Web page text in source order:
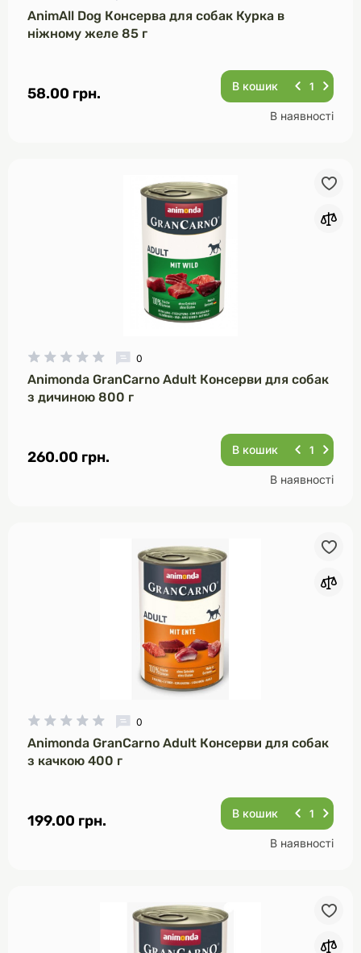
AnimAll Dog Консерва для собак Курка в
ніжному желе 85 г
58.00 грн. В кошик
В наявності
0
Animonda GranCarno Adult Консерви для собак
з дичиною 800 г
260.00 грн. В кошик
В наявності
0
Animonda GranCarno Adult Консерви для собак
з качкою 400 г
199.00 грн. В кошик
В наявності